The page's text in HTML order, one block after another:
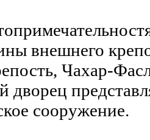
внешнего
Чахар-
дворец
сооружение.